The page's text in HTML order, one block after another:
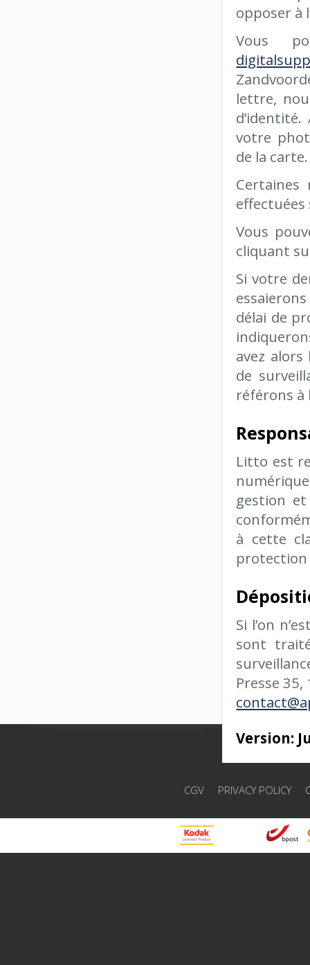
opposer à
Vous
lettre,
votre
de la carte.
effectuées
Vous
cliquant
Si votre
délai de
avez
de
référons à
Litto est
gestion
à cette
protection
Si l’on
sont
Presse
Version:
CGV PRIVACY POLICY